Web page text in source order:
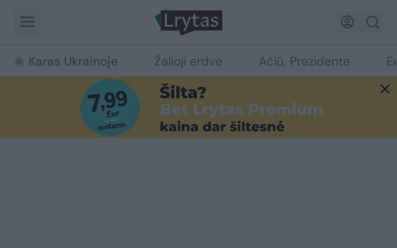
Karas Ukrainoje Žalioji erdvė Ačiū, Prezidente